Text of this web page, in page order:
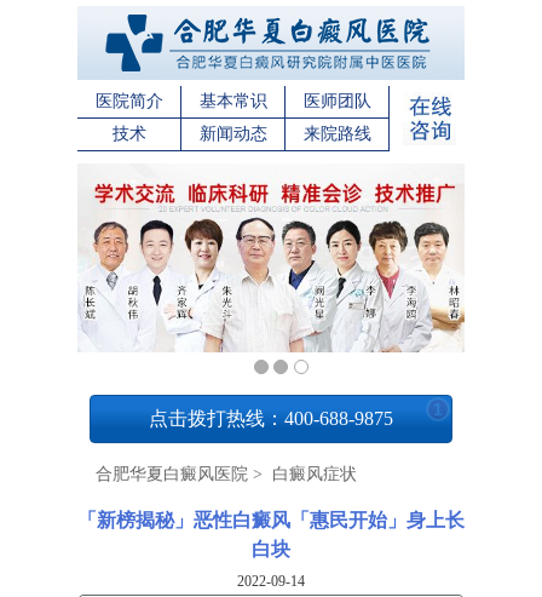
医院简介 基本常识
医师团队
技术
新闻动态 来院路线
点击拨打热线：400-688-9875 1
合肥华夏白癜风医院 > 白癜风症状
「新榜揭秘」恶性白癜风「惠民开始」身上长
白块
2022-09-14